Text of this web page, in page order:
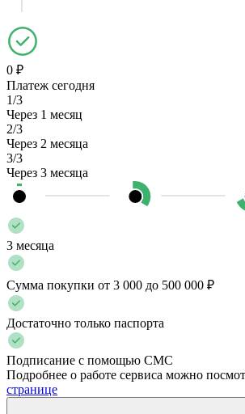
0 ₽
Платеж сегодня
1/3
Через 1 месяц
2/3
Через 2 месяца
3/3
Через 3 месяца
3 месяца
Сумма покупки от 3 000 до 500 000 ₽
Достаточно только паспорта
Подписание с помощью СМС
Подробнее о работе сервиса можно
странице